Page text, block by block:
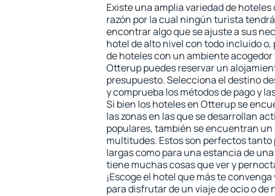
Existe una amplia variedad de
razón por la cual ningún turista
encontrar algo que se ajuste a sus
hotel de alto nivel con todo incluido
de hoteles con un ambiente acogedor
Otterup puedes reservar un
presupuesto. Selecciona el destino
y comprueba los métodos de pago y
Si bien los hoteles en Otterup se
las zonas en las que se desarrollan
populares, también se encuentran un
multitudes. Estos son perfectos
largas como para una estancia de
tiene muchas cosas que ver y
¡Escoge el hotel que más te
para disfrutar de un viaje de ocio o de